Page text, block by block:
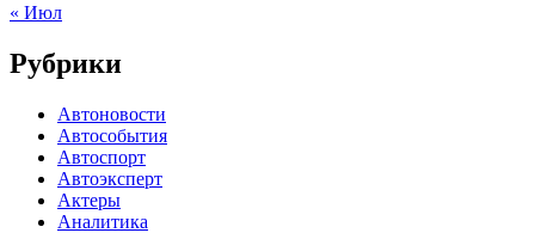
« Июл
Рубрики
Автоновости
Автособытия
Автоспорт
Автоэксперт
Актеры
Аналитика